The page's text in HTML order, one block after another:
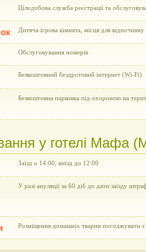
Цілодобова служба реєстрації та
Дитяча ігрова кімната, місця для відпочинку
Обслуговування номерів
Безкоштовний бездротовий інтернет (Wi-Fi)
Безкоштовна парковка під охороною на
у готелі Мафа
Заїзд о 14:00, виїзд до 12:00
У разі ануляції за 60 діб до дати заїзду
Розміщення домашніх тварин погоджувати з